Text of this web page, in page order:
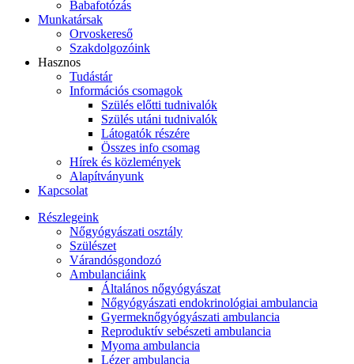
Babafotózás
Munkatársak
Orvoskereső
Szakdolgozóink
Hasznos
Tudástár
Információs csomagok
Szülés előtti tudnivalók
Szülés utáni tudnivalók
Látogatók részére
Összes info csomag
Hírek és közlemények
Alapítványunk
Kapcsolat
Részlegeink
Nőgyógyászati osztály
Szülészet
Várandósgondozó
Ambulanciáink
Általános nőgyógyászat
Nőgyógyászati endokrinológiai ambulancia
Gyermeknőgyógyászati ambulancia
Reproduktív sebészeti ambulancia
Myoma ambulancia
Lézer ambulancia